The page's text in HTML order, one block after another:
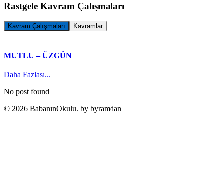
Rastgele Kavram Çalışmaları
Kavram Çalışmaları Kavramlar
MUTLU – ÜZGÜN
Daha Fazlası...
No post found
© 2026 BabanınOkulu. by byramdan